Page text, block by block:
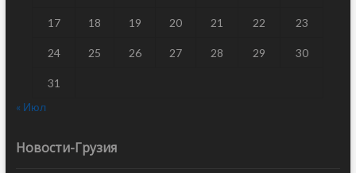
17 18 19 20 21 22 23
24 25 26 27 28 29 30
31
« Июл
Новости-Грузия